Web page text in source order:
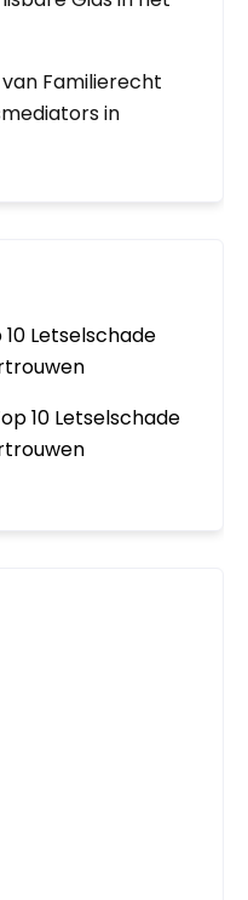
Familierecht
in
10 Letselschade
10 Letselschade